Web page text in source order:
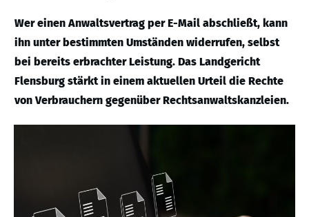
Wer einen Anwaltsvertrag per E-Mail abschließt, kann
ihn unter bestimmten Umständen widerrufen, selbst
bei bereits erbrachter Leistung. Das Landgericht
Flensburg stärkt in einem aktuellen Urteil die Rechte
von Verbrauchern gegenüber Rechtsanwaltskanzleien.